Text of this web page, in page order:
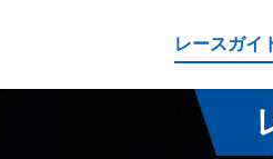
レースガイ
レー
データルーム
騎手・調教師紹介